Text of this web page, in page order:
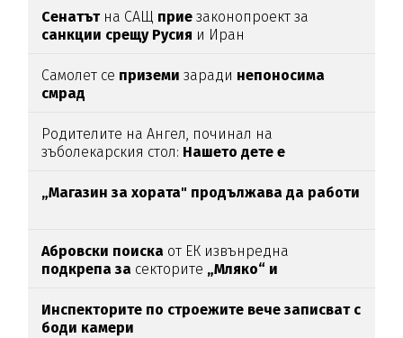
Сенатътна САЩ прие законопроект за
санкции срещу Русия и Иран
Самолет се приземи заради непоносима
смрад
Родителите на Ангел, починал на
зъболекарския стол: Нашето дете е
антидотътнаупойката
„Магазин за хората" продължава да работи
Абровски поиска от ЕК извънредна
подкрепа за секторите „Мляко“ и
Инспекторите по строежите вече записват с
боди камери